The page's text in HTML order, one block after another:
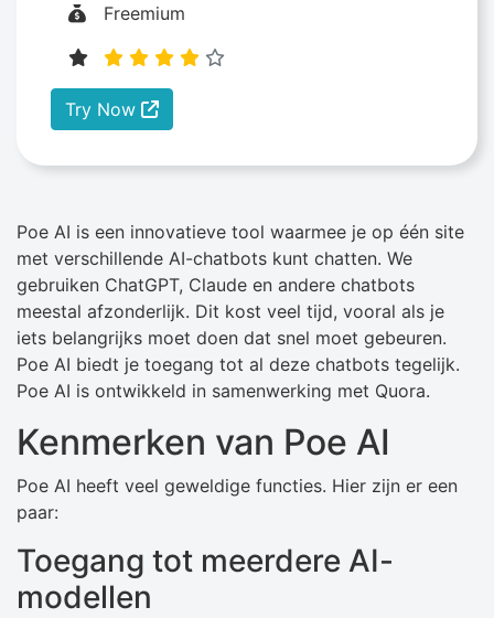
Freemium
Try Now
Poe AI is een innovatieve tool waarmee je op één site
met verschillende AI-chatbots kunt chatten. We
gebruiken ChatGPT, Claude en andere chatbots
meestal afzonderlijk. Dit kost veel tijd, vooral als je
iets belangrijks moet doen dat snel moet gebeuren.
Poe AI biedt je toegang tot al deze chatbots tegelijk.
Poe AI is ontwikkeld in samenwerking met Quora.
Kenmerken van Poe AI
Poe AI heeft veel geweldige functies. Hier zijn er een
paar:
Toegang tot meerdere AI-
modellen